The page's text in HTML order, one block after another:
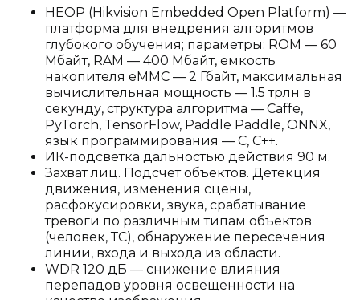
HEOP (Hikvision Embedded Open Platform) —
платформа для внедрения алгоритмов
глубокого обучения; параметры: ROM — 60
Мбайт, RAM — 400 Мбайт, емкость
накопителя eMMC — 2 Гбайт, максимальная
вычислительная мощность — 1.5 трлн в
секунду, структура алгоритма — Caffe,
PyTorch, TensorFlow, Paddle Paddle, ONNX,
язык программирования — C, C++.
ИК-подсветка дальностью действия 90 м.
Захват лиц. Подсчет объектов. Детекция
движения, изменения сцены,
расфокусировки, звука, срабатывание
тревоги по различным типам объектов
(человек, ТС), обнаружение пересечения
линии, входа и выхода из области.
WDR 120 дБ — снижение влияния
перепадов уровня освещенности на